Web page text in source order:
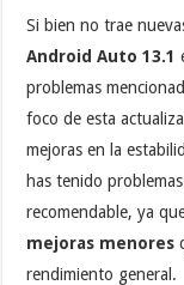
Si bien no trae
Android Auto 13.1
problemas
foco de esta
mejoras en la
has tenido
recomendable, ya
mejoras menores
rendimiento general.